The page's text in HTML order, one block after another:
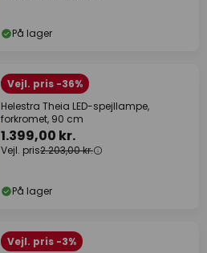
På lager
Vejl. pris -36%
Helestra Theia LED-spejllampe,
forkromet, 90 cm
1.399,00 kr.
Vejl. pris2.203,00 kr.
På lager
Vejl. pris -3%